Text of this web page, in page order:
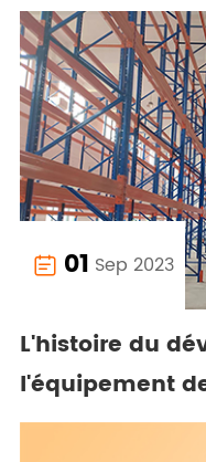
 01 Sep 2023
L'histoire du
l'équipement